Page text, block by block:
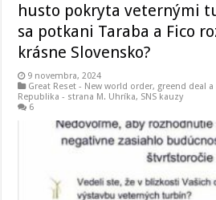
husto pokryta veternými
sa potkani Taraba a Fico
krásne Slovensko?
9 novembra, 2024
Great Reset - New world order, greend deal
Republika - strana M. Uhríka, SNS kauzy
6